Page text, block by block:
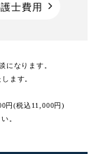
士費用
になります。
ます。
円(税込11,000円)
。